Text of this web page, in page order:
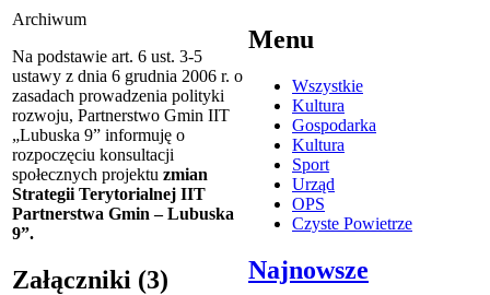
Archiwum
Na podstawie art. 6 ust. 3-5
ustawy z dnia 6 grudnia 2006 r. o
zasadach prowadzenia polityki
rozwoju, Partnerstwo Gmin IIT
„Lubuska 9” informuję o
rozpoczęciu konsultacji
społecznych projektu zmian
Strategii Terytorialnej IIT
Partnerstwa Gmin – Lubuska
9”.
Załączniki (3)
Menu
Wszystkie
Kultura
Gospodarka
Kultura
Sport
Urząd
OPS
Czyste Powietrze
Najnowsze